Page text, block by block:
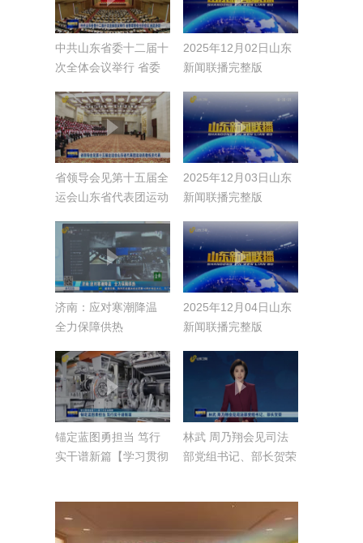
中共山东省委十二届十
次全体会议举行 省委
讲话
2025年12月02日山东
新闻联播完整版
省领导会见第十五届全
运会山东省代表团运动
2025年12月03日山东
新闻联播完整版
济南：应对寒潮降温
全力保障供热
2025年12月04日山东
新闻联播完整版
锚定蓝图勇担当 笃行
实干谱新篇【学习贯彻
林武 周乃翔会见司法
部党组书记、部长贺荣